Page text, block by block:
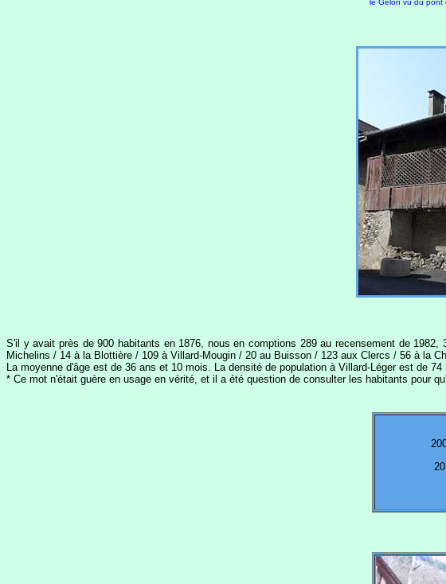
le Gelon vu du pont
S'il y avait près de 900 habitants en 1876, nous en comptions 289 au recensement de
Michelins / 14 à la Blottière / 109 à Villard-Mougin / 20 au Buisson / 123 aux Clercs / 56 à la
La moyenne d'âge est de 36 ans et 10 mois. La densité de population à Villard-Léger est de
* Ce mot n'était guère en usage en vérité, et il a été question de consulter les habitants pour